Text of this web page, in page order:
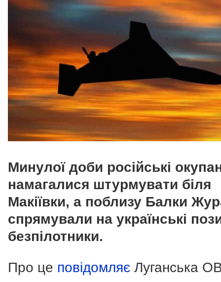
Минулої доби російські
намагалися штурмувати біля
Макіївки, а поблизу Балки
спрямували на українські
безпілотники.
Про це повідомляє Луганська